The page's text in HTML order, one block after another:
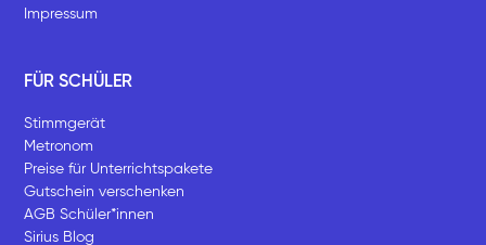
Impressum
FÜR SCHÜLER
Stimmgerät
Metronom
Preise für Unterrichtspakete
Gutschein verschenken
AGB Schüler*innen
Sirius Blog